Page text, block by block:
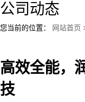
公司动态
您当前的位置： 网站首页
高效全能，
技